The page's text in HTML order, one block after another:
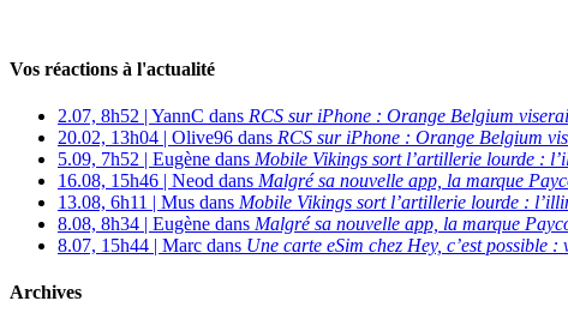
Vos réactions à l'actualité
2.07, 8h52 | YannC dans RCS sur iPhone : Orange Belgium
20.02, 13h04 | Olive96 dans RCS sur iPhone : Orange Belgium
5.09, 7h52 | Eugène dans Mobile Vikings sort l’artillerie lourde :
16.08, 15h46 | Neod dans Malgré sa nouvelle app, la marque
13.08, 6h11 | Mus dans Mobile Vikings sort l’artillerie lourde :
8.08, 8h34 | Eugène dans Malgré sa nouvelle app, la marque
8.07, 15h44 | Marc dans Une carte eSim chez Hey, c’est possible
Archives